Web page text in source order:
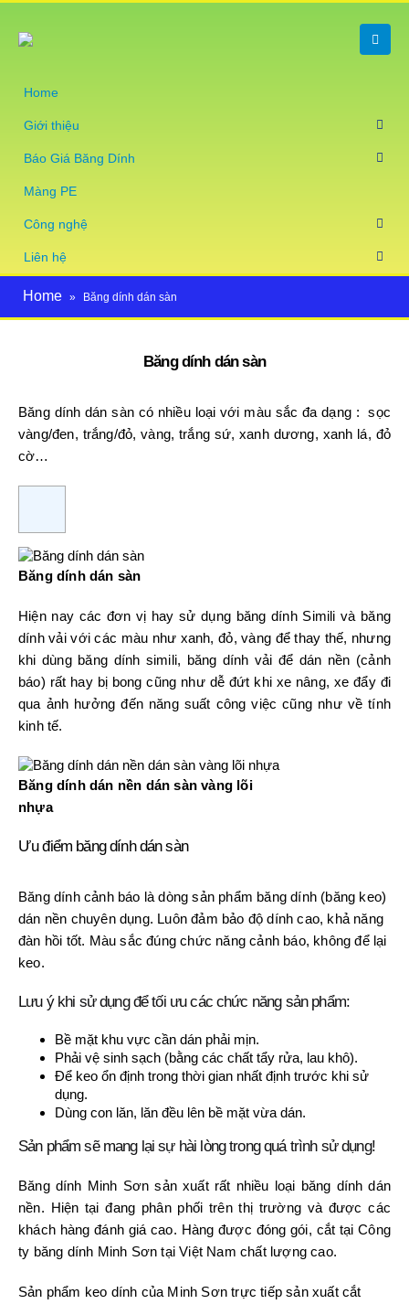
Home
Giới thiệu
Báo Giá Băng Dính
Màng PE
Công nghệ
Liên hệ
Home » Băng dính dán sàn
Băng dính dán sàn
Băng dính dán sàn có nhiều loại với màu sắc đa dạng : sọc
vàng/đen, trắng/đỏ, vàng, trắng sứ, xanh dương, xanh lá, đỏ
cờ…
Băng dính dán sàn
Hiện nay các đơn vị hay sử dụng băng dính Simili và băng
dính vải với các màu như xanh, đỏ, vàng để thay thế, nhưng
khi dùng băng dính simili, băng dính vải để dán nền (cảnh
báo) rất hay bị bong cũng như dễ đứt khi xe nâng, xe đẩy đi
qua ảnh hưởng đến năng suất công việc cũng như về tính
kinh tế.
Băng dính dán nền dán sàn vàng lõi
nhựa
Ưu điểm băng dính dán sàn
Băng dính cảnh báo là dòng sản phẩm băng dính (băng keo)
dán nền chuyên dụng. Luôn đảm bảo độ dính cao, khả năng
đàn hồi tốt. Màu sắc đúng chức năng cảnh báo, không để lại
keo.
Lưu ý khi sử dụng để tối ưu các chức năng sản phẩm:
Bề mặt khu vực cần dán phải mịn.
Phải vệ sinh sạch (bằng các chất tẩy rửa, lau khô).
Để keo ổn định trong thời gian nhất định trước khi sử
dụng.
Dùng con lăn, lăn đều lên bề mặt vừa dán.
Sản phẩm sẽ mang lại sự hài lòng trong quá trình sử dụng!
Băng dính Minh Sơn sản xuất rất nhiều loại băng dính dán
nền. Hiện tại đang phân phối trên thị trường và được các
khách hàng đánh giá cao. Hàng được đóng gói, cắt tại Công
ty băng dính Minh Sơn tại Việt Nam chất lượng cao.
Sản phẩm keo dính của Minh Sơn trực tiếp sản xuất cắt